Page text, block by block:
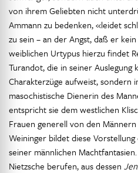
von ihrem Geliebten nicht
Ammann zu bedenken, «leidet
zu sein – an der Angst, daß er
weiblichen Urtypus hierzu findet
Turandot, die in seiner Auslegung
Charakterzüge aufweist, sondern
masochistische Dienerin des
entspricht sie dem westlichen
Frauen generell von den
Weininger bildet diese
seiner männlichen
Nietzsche berufen, aus dessen